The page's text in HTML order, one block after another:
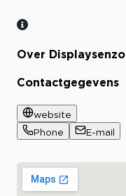
Over Displaysenzo
Contactgegevens
website
Phone
E-mail